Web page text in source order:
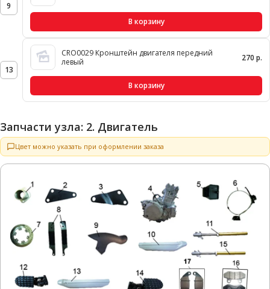
9
В корзину
13
CRO0029 Кронштейн двигателя передний
левый
270 р.
В корзину
Запчасти узла: 2. Двигатель
Цвет можно указать при оформлении заказа